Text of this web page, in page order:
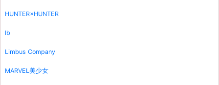
HUNTER×HUNTER
Ib
Limbus Company
MARVEL美少女